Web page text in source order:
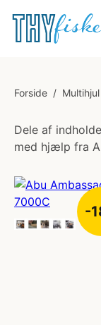
Forside / Multihjul
Dele af
med hjælp fra
-